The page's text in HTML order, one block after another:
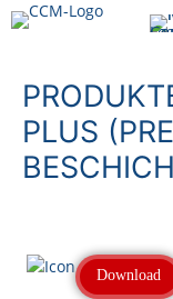
PLUS
Download